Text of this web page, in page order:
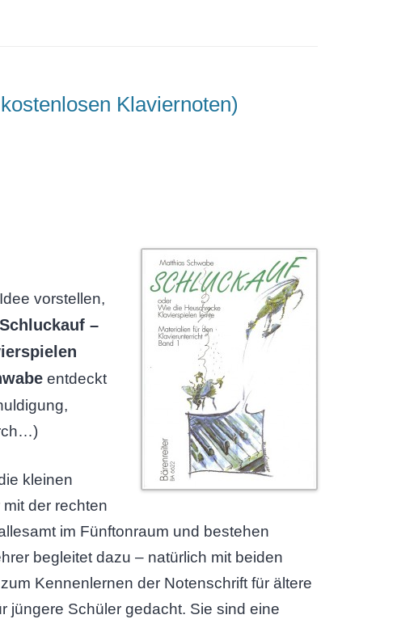
Klaviernoten)
vorstellen,
Schluckauf –
entdeckt
kleinen
der rechten
im Fünftonraum und bestehen
begleitet dazu – natürlich mit beiden
Kennenlernen der Notenschrift für ältere
jüngere Schüler gedacht. Sie sind eine